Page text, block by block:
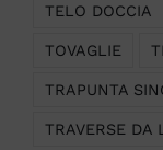
TELO DOCCIA
TOVAGLIE
TRAPUNTA
TRAVERSE DA